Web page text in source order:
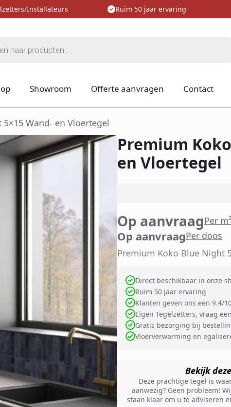
Installateurs Ruim 50 jaar ervaring
Showroom Offerte aanvragen Contact
Wand- en Vloertegel
Premium
en Vloertegel
Op aanvraagPer m²
Op aanvraagPer doos
Premium Koko Blue Night
Direct beschikbaar in onze
Ruim 50 jaar ervaring
Klanten geven ons een 9.4/
Eigen Tegelzetters, vraag
Gratis bezorging bij
Vloerverwarming en
Bekijk
Deze prachtige tegel is
aanwezig? Geen probleem!
staan klaar om u te adviseren